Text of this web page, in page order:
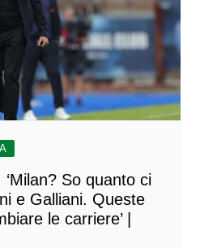
So quanto ci
e Galliani. Queste
le carriere’ |